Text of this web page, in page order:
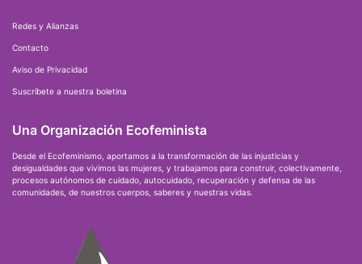
Redes y Alianzas
Contacto
Aviso de Privacidad
Suscríbete a nuestra boletina
Una Organización Ecofeminista
Desde el Ecofeminismo, aportamos a la transformación de las injusticias y
desigualdades que vivimos las mujeres, y trabajamos para construir, colectivamente,
procesos autónomos de cuidado, autocuidado, recuperación y defensa de las
comunidades, de nuestros cuerpos, saberes y nuestras vidas.